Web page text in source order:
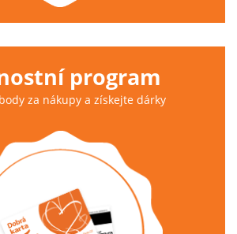
program
za nákupy a získejte dárky